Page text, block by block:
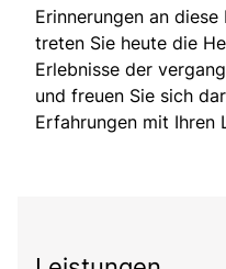
Erinnerungen an
treten Sie heute die
Erlebnisse der
und freuen Sie sich
Erfahrungen mit Ihren